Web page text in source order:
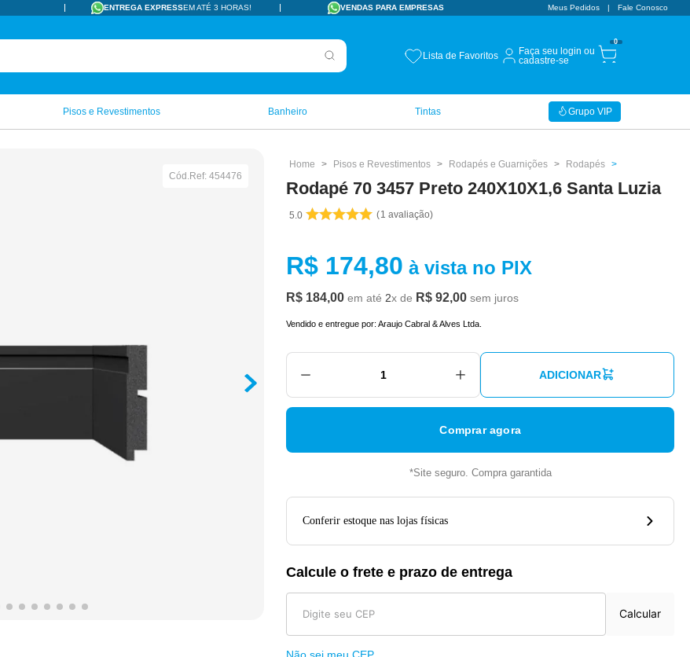
ENTREGA EXPRESSEM ATÉ 3 HORAS! VENDAS PARA EMPRESAS Meus Pedidos Fale Conosco
Lista de Favoritos
Faça seu login ou
cadastre-se
0
Grupo VIP
Pisos e Revestimentos Banheiro Tintas
Cód.Ref:454476
Pisos e Revestimentos Rodapés e Guarnições Rodapés
Rodapé 70 3457 Preto 240X10X1,6 Santa Luzia
5.0 1 avaliação
R$ 174,80 à vista no PIX
R$ 184,00 em até 2x de R$ 92,00 sem juros
Vendido e entregue por:Araujo Cabral & Alves Ltda.
ADICIONAR
Comprar agora
*Site seguro. Compra garantida
Conferir estoque nas lojas físicas
Calcule o frete e prazo de entrega
Calcular